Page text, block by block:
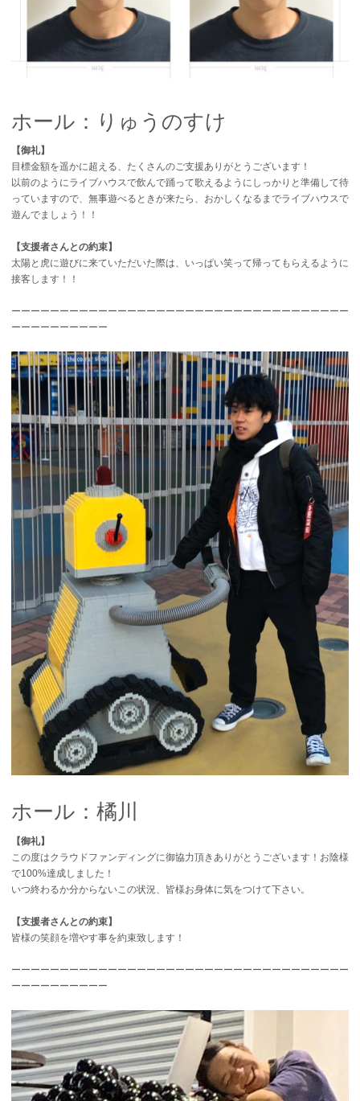
ホール：りゅうのすけ
【御礼】
目標金額を遥かに超える、たくさんのご支援ありがとうございます！
以前のようにライブハウスで飲んで踊って歌えるようにしっかりと準備して待
っていますので、無事遊べるときが来たら、おかしくなるまでライブハウスで
遊んでましょう！！
【支援者さんとの約束】
太陽と虎に遊びに来ていただいた際は、いっぱい笑って帰ってもらえるように
接客します！！
ーーーーーーーーーーーーーーーーーーーーーーーーーーーーーーーーーーー
ーーーーーーーーーー
ホール：橘川
【御礼】
この度はクラウドファンディングに御協力頂きありがとうございます！お陰様
で100%達成しました！
いつ終わるか分からないこの状況、皆様お身体に気をつけて下さい。
【支援者さんとの約束】
皆様の笑顔を増やす事を約束致します！
ーーーーーーーーーーーーーーーーーーーーーーーーーーーーーーーーーーー
ーーーーーーーーーー